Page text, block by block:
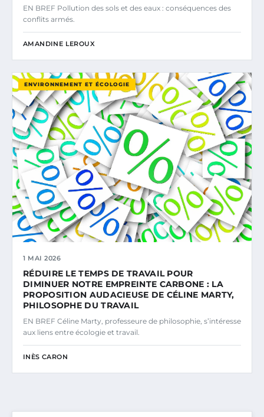
EN BREF Pollution des sols et des eaux : conséquences des
conflits armés.
AMANDINE LEROUX
ENVIRONNEMENT ET ÉCOLOGIE
1 MAI 2026
RÉDUIRE LE TEMPS DE TRAVAIL POUR
DIMINUER NOTRE EMPREINTE CARBONE : LA
PROPOSITION AUDACIEUSE DE CÉLINE MARTY,
PHILOSOPHE DU TRAVAIL
EN BREF Céline Marty, professeure de philosophie, s’intéresse
aux liens entre écologie et travail.
INÈS CARON